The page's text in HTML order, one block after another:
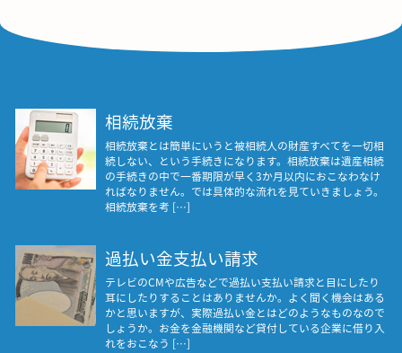
相続放棄
相続放棄とは簡単にいうと被相続人の財産すべてを一切相
続しない、という手続きになります。相続放棄は遺産相続
の手続きの中で一番期限が早く3か月以内におこなわなけ
ればなりません。では具体的な流れを見ていきましょう。
相続放棄を考 […]
過払い金支払い請求
テレビのCMや広告などで過払い支払い請求と目にしたり
耳にしたりすることはありませんか。よく聞く機会はある
かと思いますが、実際過払い金とはどのようなものなので
しょうか。お金を金融機関など貸付している企業に借り入
れをおこなう […]